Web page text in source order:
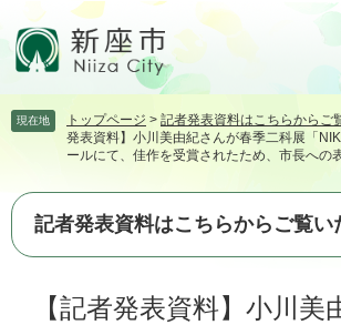
頭飛
て
文
現在地 トップページ > 記者発表資料はこちらからご
発表資料】小川美由紀さんが春季二科展「
ールにて、佳作を受賞されたため、市長への
記者発表資料はこちらからご覧い
【記者発表資料】小川美